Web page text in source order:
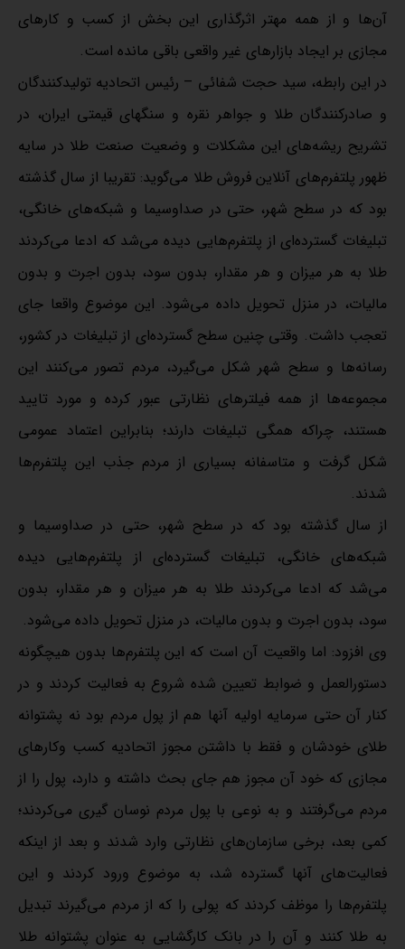
آن‌ها و از همه مهتر اثرگذاری این بخش از کسب و کارهای
مجازی بر ایجاد بازارهای غیر واقعی باقی مانده است.
در این رابطه، سید حجت شفائی – رئیس اتحادیه تولیدکنندگان
و صادرکنندگان طلا و جواهر نقره و سنگهای قیمتی ایران، در
تشریح ریشه‌های این مشکلات و وضعیت صنعت طلا در سایه
ظهور پلتفرم‌های آنلاین فروش طلا می‌گوید: تقریبا از سال گذشته
بود که در سطح شهر، حتی در صداوسیما و شبکه‌های خانگی،
تبلیغات گسترده‌ای از پلتفرم‌هایی دیده می‌شد که ادعا می‌کردند
طلا به هر میزان و هر مقدار، بدون سود، بدون اجرت و بدون
مالیات، در منزل تحویل داده می‌شود. این موضوع واقعا جای
تعجب داشت. وقتی چنین سطح گسترده‌ای از تبلیغات در کشور،
رسانه‌ها و سطح شهر شکل می‌گیرد، مردم تصور می‌کنند این
مجموعه‌ها از همه فیلترهای نظارتی عبور کرده و مورد تایید
هستند، چراکه همگی تبلیغات دارند؛ بنابراین اعتماد عمومی
شکل گرفت و متاسفانه بسیاری از مردم جذب این پلتفرم‌ها
شدند.
از سال گذشته بود که در سطح شهر، حتی در صداوسیما و
شبکه‌های خانگی، تبلیغات گسترده‌ای از پلتفرم‌هایی دیده
می‌شد که ادعا می‌کردند طلا به هر میزان و هر مقدار، بدون
سود، بدون اجرت و بدون مالیات، در منزل تحویل داده می‌شود.
وی افزود: اما واقعیت آن است که این پلتفرم‌ها بدون هیچگونه
دستورالعمل و ضوابط تعیین شده شروع به فعالیت کردند و در
کنار آن حتی سرمایه‌ اولیه آنها هم از پول مردم بود نه پشتوانه
طلای خودشان و فقط با داشتن مجوز اتحادیه کسب وکارهای
مجازی که خود آن مجوز هم جای بحث داشته و دارد، پول را از
مردم می‌گرفتند و به نوعی با پول مردم نوسان گیری می‌کردند؛
کمی بعد، برخی سازمان‌های نظارتی وارد شدند و بعد از اینکه
فعالیت‌های آنها گسترده شد، به موضوع ورود کردند و این
پلتفرم‌ها را موظف کردند که پولی را که از مردم می‌گیرند تبدیل
به طلا کنند و آن را در بانک کارگشایی به عنوان پشتوانه طلا